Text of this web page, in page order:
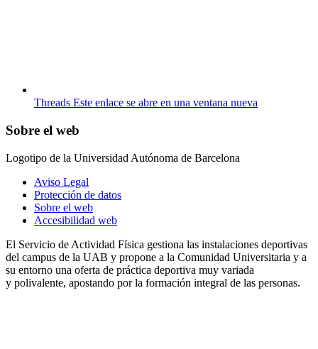
Threads Este enlace se abre en una ventana nueva
Sobre el web
Logotipo de la Universidad Autónoma de Barcelona
Aviso Legal
Protección de datos
Sobre el web
Accesibilidad web
El Servicio de Actividad Física gestiona las instalaciones deportivas
del campus de la UAB y propone a la Comunidad Universitaria y a
su entorno una oferta de práctica deportiva muy variada
y polivalente, apostando por la formación integral de las personas.